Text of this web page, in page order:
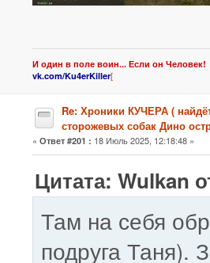
И один в поле воин... Если он Человек!
vk.com/Ku4erKiller[
Re: Хроники КУЧЕРА (
сторожевых собак Дино
« Ответ #201 : 18 Июль 2025, 12:18:48 »
Цитата: Wulkan
Там на себя
подруга Таня).